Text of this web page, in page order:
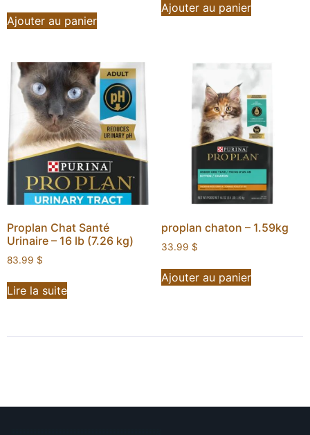
Ajouter au panier
Ajouter au panier
Proplan Chat Santé
Urinaire – 16 lb (7.26 kg)
83.99 $
Lire la suite
proplan chaton – 1.59kg
33.99 $
Ajouter au panier